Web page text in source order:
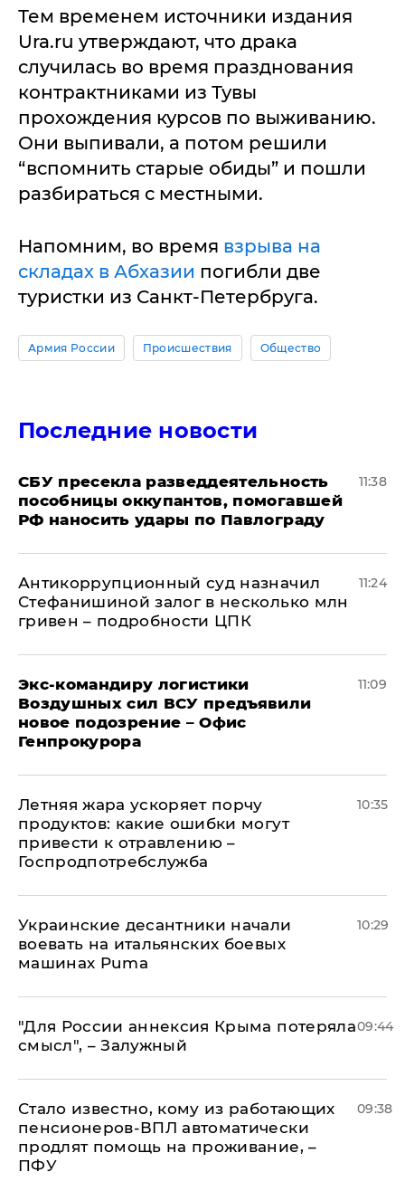
Тем временем источники издания
Ura.ru утверждают, что драка
случилась во время празднования
контрактниками из Тувы
прохождения курсов по выживанию.
Они выпивали, а потом решили
“вспомнить старые обиды” и пошли
разбираться с местными.
Напомним, во время взрыва на
складах в Абхазии погибли две
туристки из Санкт-Петербруга.
Армия России Происшествия Общество
Последние новости
СБУ пресекла разведдеятельность
пособницы оккупантов, помогавшей
РФ наносить удары по Павлограду
11:38
Антикоррупционный суд назначил
Стефанишиной залог в несколько млн
гривен – подробности ЦПК
11:24
Экс-командиру логистики
Воздушных сил ВСУ предъявили
новое подозрение – Офис
Генпрокурора
11:09
Летняя жара ускоряет порчу
продуктов: какие ошибки могут
привести к отравлению –
Госпродпотребслужба
10:35
Украинские десантники начали
воевать на итальянских боевых
машинах Puma
10:29
"Для России аннексия Крыма потеряла
смысл", – Залужный
09:44
Стало известно, кому из работающих
пенсионеров-ВПЛ автоматически
продлят помощь на проживание, –
ПФУ
09:38